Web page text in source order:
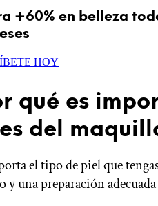
+60% en belleza
HOY
qué es
del
el tipo de piel que
y una preparación adecuada